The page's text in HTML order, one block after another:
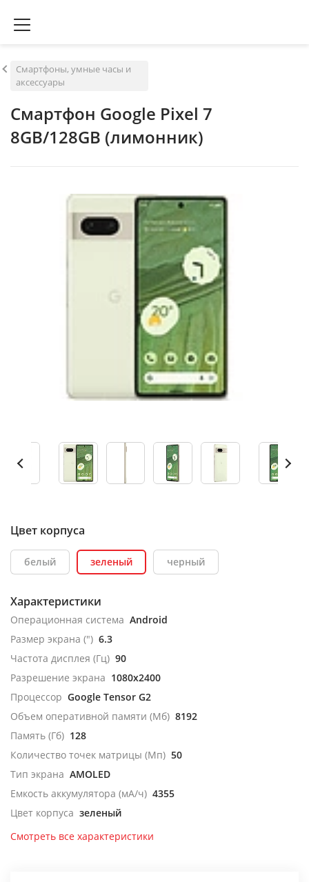
Смартфоны, умные часы и
аксессуары
Смартфон Google Pixel 7
8GB/128GB (лимонник)
Цвет корпуса
белый зеленый черный
Характеристики
Операционная система Android
Размер экрана (") 6.3
Частота дисплея (Гц) 90
Разрешение экрана 1080x2400
Процессор Google Tensor G2
Объем оперативной памяти (Мб) 8192
Память (Гб) 128
Количество точек матрицы (Мп) 50
Тип экрана AMOLED
Емкость аккумулятора (мА/ч) 4355
Цвет корпуса зеленый
Смотреть все характеристики